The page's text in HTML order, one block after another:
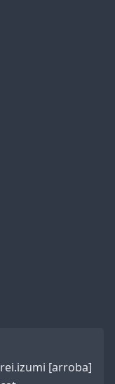
[arroba]